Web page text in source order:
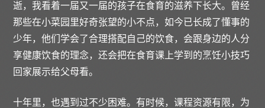
逝，我看着一届又一届的孩子在食育的滋养下长大。曾经
那些在小菜园里好奇张望的小不点，如今已长成了懂事的
少年，他们学会了合理搭配自己的饮食，会跟身边的人分
享健康饮食的理念，还会把在食育课上学到的烹饪小技巧
回家展示给父母看。
十年里，也遇到过不少困难。有时候，课程资源有限，为